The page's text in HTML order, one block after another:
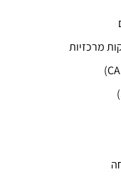
מרכזיות